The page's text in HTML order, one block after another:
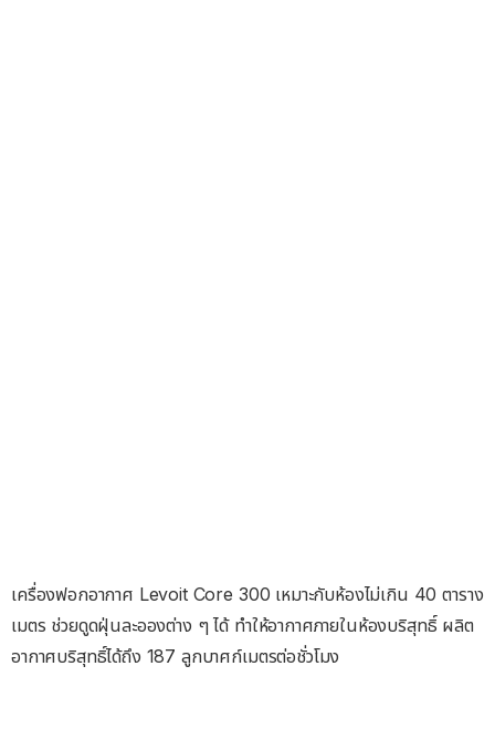
เครื่องฟอกอากาศ Levoit Core 300 เหมาะกับห้องไม่เกิน 40 ตาราง
เมตร ช่วยดูดฝุ่นละอองต่าง ๆ ได้ ทำให้อากาศภายในห้องบริสุทธิ์ ผลิต
อากาศบริสุทธิ์ได้ถึง 187 ลูกบาศก์เมตรต่อชั่วโมง